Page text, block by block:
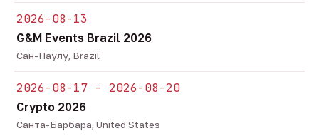
2026-08-13
G&M Events Brazil 2026
Сан-Паулу, Brazil
2026-08-17 - 2026-08-20
Crypto 2026
Санта-Барбара, United States